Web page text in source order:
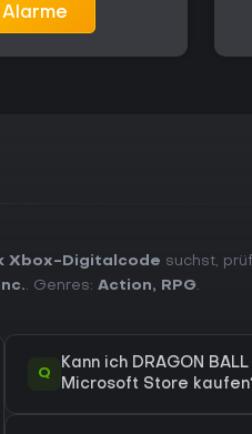
Xbox-Digitalcode suchst,
. Genres: Action, RPG.
Q
Kann ich DRAGON
Microsoft Store